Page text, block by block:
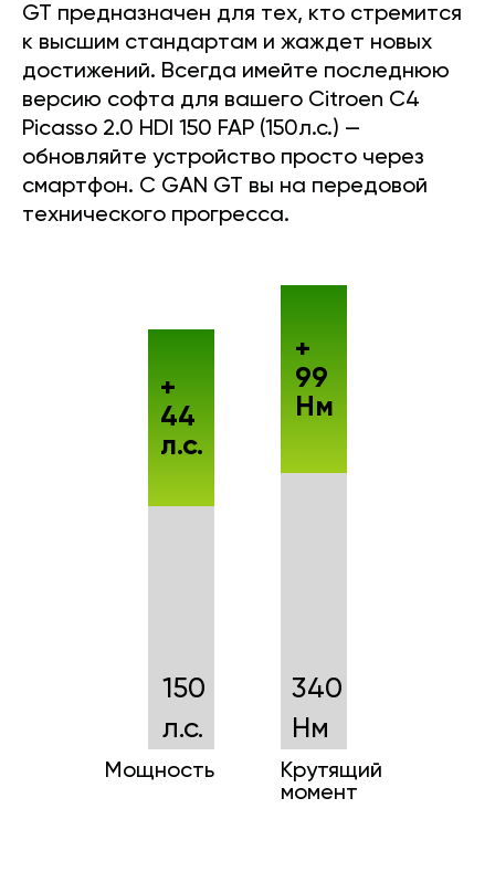
GT предназначен для тех, кто стремится
к высшим стандартам и жаждет новых
достижений. Всегда имейте последнюю
версию софта для вашего Citroen C4
Picasso 2.0 HDI 150 FAP (150л.с.) —
обновляйте устройство просто через
смартфон. С GAN GT вы на передовой
технического прогресса.
150
л.с.
Мощность
+
44
л.с.
340
Нм
Крутящий
момент
+
99
Нм